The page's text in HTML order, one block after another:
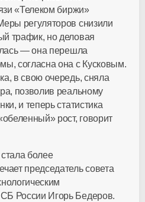
«Телеком биржи»
регуляторов снизили
трафик, но деловая
— она перешла
согласна она с Кусковым.
в свою очередь, сняла
позволив реальному
и теперь статистика
рост, говорит
более
председатель совета
России Игорь Бедеров.